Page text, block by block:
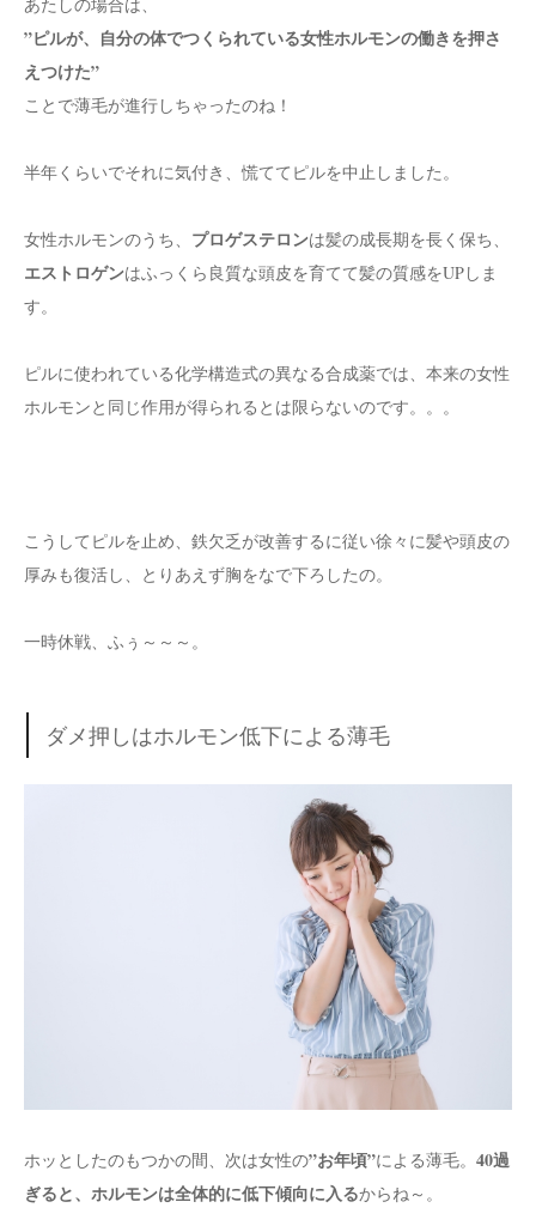
”ピルが、自分の体でつくられている女性ホルモンの働きを押さ
えつけた”
ことで薄毛が進行しちゃったのね！
半年くらいでそれに気付き、慌ててピルを中止しました。
女性ホルモンのうち、 プロゲステロンは髪の成長期を長く保ち、
エストロゲンはふっくら良質な頭皮を育てて髪の質感をUPしま
す。
ピルに使われている化学構造式の異なる合成薬では、本来の女性
ホルモンと同じ作用が得られるとは限らないのです。。。
こうしてピルを止め、鉄欠乏が改善するに従い徐々に髪や頭皮の
厚みも復活し、とりあえず胸をなで下ろしたの。
一時休戦、ふぅ～～～。
ダメ押しはホルモン低下による薄毛
ホッとしたのもつかの間、次は女性の”お年頃”による薄毛。 40過
ぎると、ホルモンは全体的に低下傾向に入るからね～。